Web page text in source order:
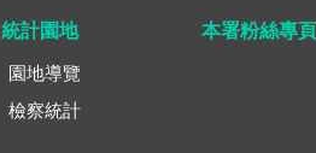
統計園地
園地導覽
檢察統計
本署粉絲專頁